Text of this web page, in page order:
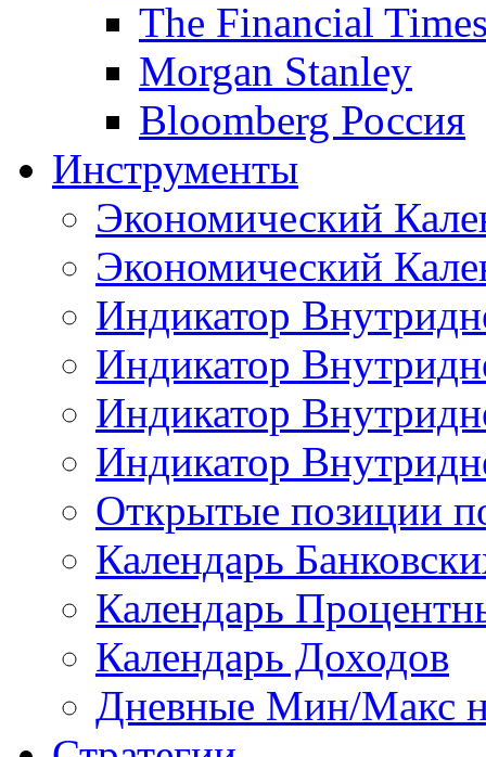
The Financial
Morgan Stanley
Bloomberg Россия
Инструменты
Экономический
Экономический
Индикатор
Индикатор
Индикатор
Индикатор
Открытые позиции
Календарь
Календарь
Календарь Доходов
Дневные Мин/Макс